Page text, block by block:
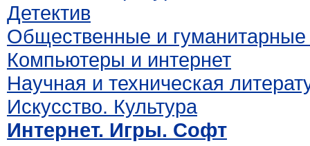
Детектив
Общественные и гуманитарные
Компьютеры и интернет
Научная и техническая
Искусство. Культура
Интернет. Игры. Софт